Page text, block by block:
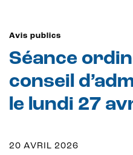
Avis publics
Séance
conseil
le lundi 27
20 AVRIL 2026